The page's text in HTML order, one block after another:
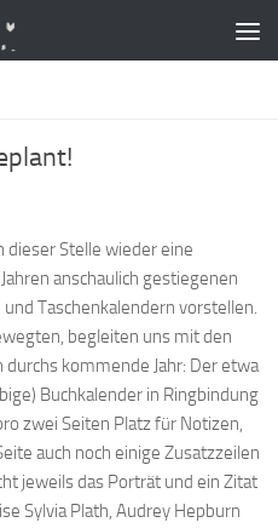
dieser Stelle wieder eine
anschaulich gestiegenen
Taschenkalendern vorstellen.
begleiten uns mit den
kommende Jahr: Der etwa
Buchkalender in Ringbindung
zwei Seiten Platz für Notizen,
auch noch einige Zusatzzeilen
jeweils das Porträt und ein Zitat
Sylvia Plath, Audrey Hepburn